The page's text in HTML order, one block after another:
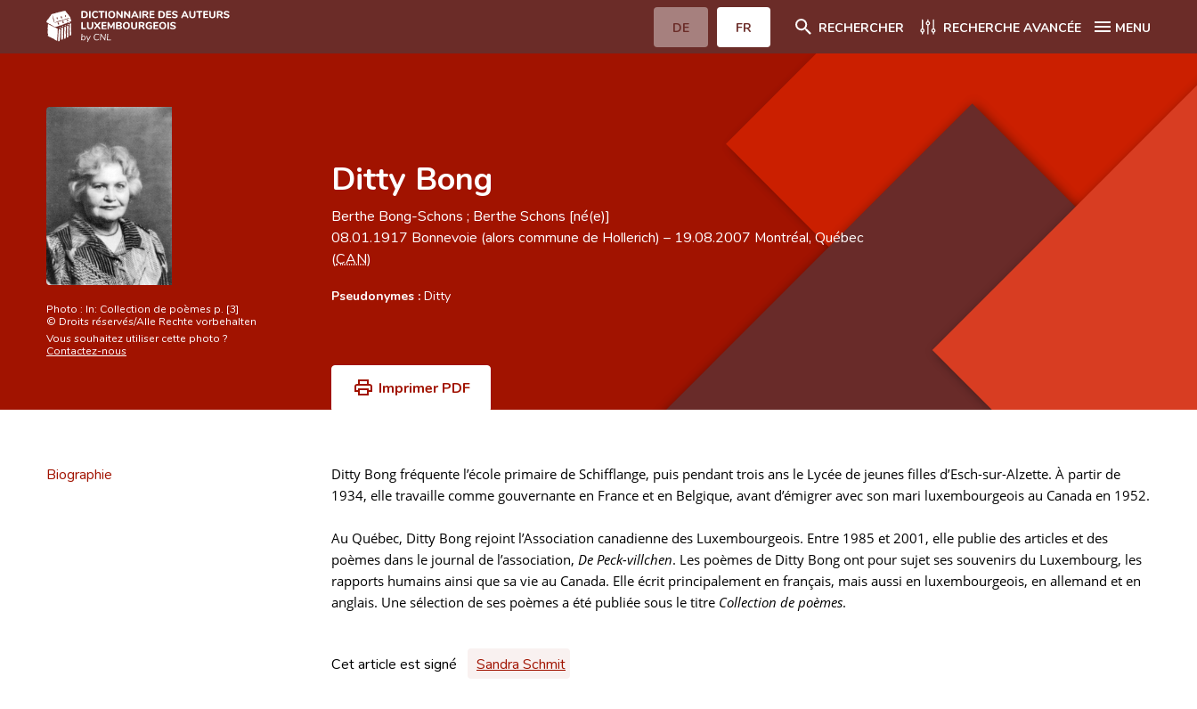
DE FR RECHERCHER RECHERCHE AVANCÉE MENU
Auteur(e)s A-Z
Recherche avancée
Foire aux questions
CNL
Équipe scientifique
Contact
Photo : In: Collection de poèmes p. [3]
© Droits réservés/Alle Rechte vorbehalten
Vous souhaitez utiliser cette photo ?
Contactez-nous
Ditty Bong
Berthe Bong-Schons ; Berthe Schons [né(e)]
08.01.1917 Bonnevoie (alors commune de Hollerich) – 19.08.2007 Montréal, Québec
(CAN)
Pseudonymes : Ditty
Imprimer PDF
Biographie
Ditty Bong fréquente l’école primaire de Schifflange, puis pendant trois ans le Lycée de jeunes filles d’Esch-sur-Alzette. À partir de
1934, elle travaille comme gouvernante en France et en Belgique, avant d’émigrer avec son mari luxembourgeois au Canada en 1952.
Au Québec, Ditty Bong rejoint l’Association canadienne des Luxembourgeois. Entre 1985 et 2001, elle publie des articles et des
poèmes dans le journal de l’association, De Peck-villchen. Les poèmes de Ditty Bong ont pour sujet ses souvenirs du Luxembourg, les
rapports humains ainsi que sa vie au Canada. Elle écrit principalement en français, mais aussi en luxembourgeois, en allemand et en
anglais. Une sélection de ses poèmes a été publiée sous le titre Collection de poèmes.
Cet article est signé Sandra Schmit